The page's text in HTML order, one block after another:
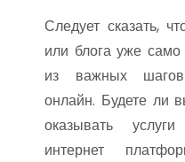
Следует сказать,
или блога уже
из важных шагов
онлайн. Будете ли
оказывать
интернет